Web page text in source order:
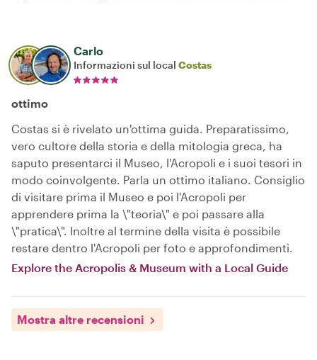
Carlo
Informazioni sul local Costas
ottimo
Costas si è rivelato un'ottima guida. Preparatissimo,
vero cultore della storia e della mitologia greca, ha
saputo presentarci il Museo, l'Acropoli e i suoi tesori in
modo coinvolgente. Parla un ottimo italiano. Consiglio
di visitare prima il Museo e poi l'Acropoli per
apprendere prima la \"teoria\" e poi passare alla
\"pratica\". Inoltre al termine della visita è possibile
restare dentro l'Acropoli per foto e approfondimenti.
Explore the Acropolis & Museum with a Local Guide
Mostra altre recensioni